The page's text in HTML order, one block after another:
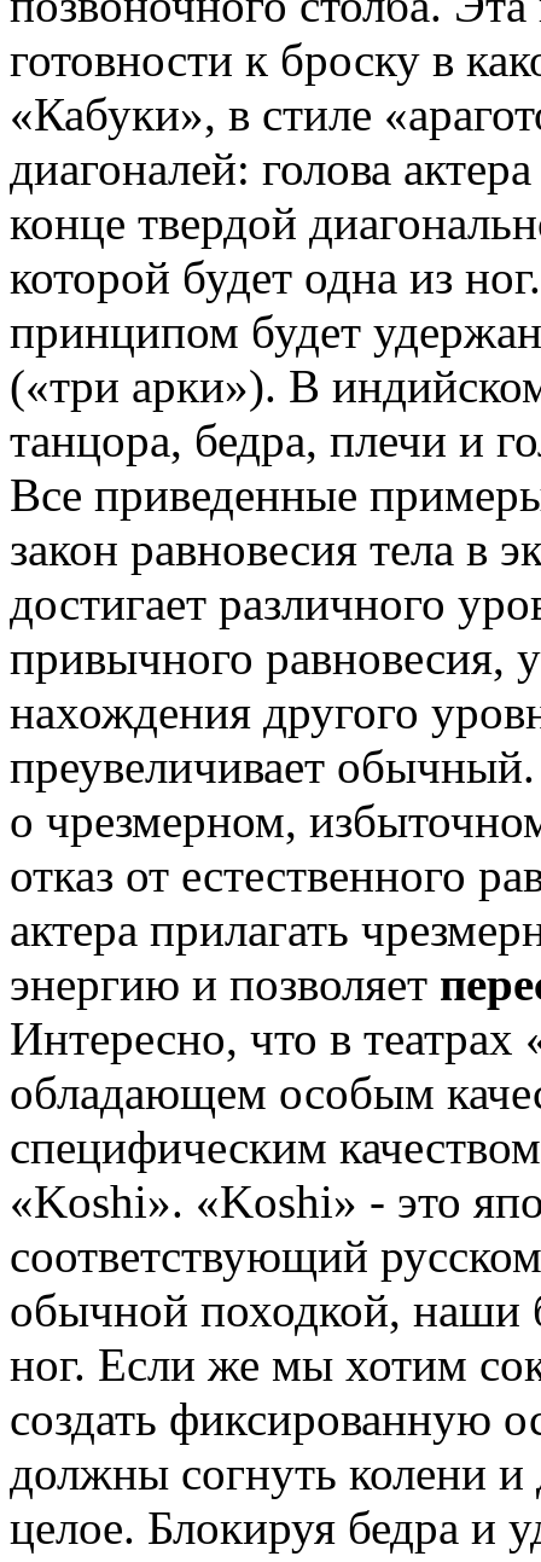
готовности к броску в
«Кабуки», в стиле
диагоналей: голова
конце твердой
которой будет одна из
принципом будет
(«три арки»). В
танцора, бедра, плечи и
Все приведенные
закон равновесия тела в
достигает различного
привычного равновесия,
нахождения другого
преувеличивает
о чрезмерном,
отказ от естественного
актера прилагать
энергию и позволяет
Интересно, что в
обладающем особым
специфическим
«Koshi». «Koshi» - это
соответствующий
обычной походкой, наши
ног. Если же мы хотим
создать фиксированную
должны согнуть колени и
целое. Блокируя бедра и